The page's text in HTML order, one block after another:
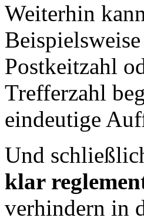
Weiterhin
Postkeitzahl
Trefferzahl
eindeutige
Und
klar
verhindern in